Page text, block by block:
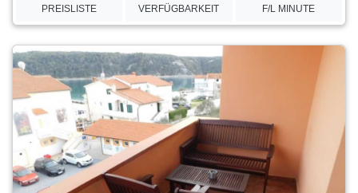
PREISLISTE VERFÜGBARKEIT F/L MINUTE